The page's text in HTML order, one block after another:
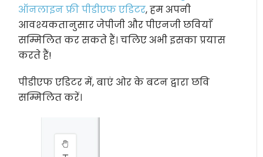
ऑनलाइन फ्री पीडीएफ एडिटर, हम अपनी
आवश्यकतानुसार जेपीजी और पीएनजी छवियाँ
सम्मिलित कर सकते हैं। चलिए अभी इसका प्रयास
करते हैं!
पीडीएफ एडिटर में, बाएं ओर के बटन द्वारा छवि
सम्मिलित करें।